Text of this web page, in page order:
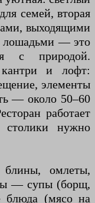
семей, вторая
выходящими
лошадьми — это
с природой.
кантри и лофт:
элементы
— около 50–60
работает
нужно
омлеты,
— супы (борщ,
блюда (мясо на